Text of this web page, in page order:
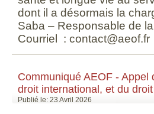
dont il a désormais la
Saba – Responsable de
Courriel : contact@aeof.fr
Communiqué AEOF -
droit international, et du
Publié le: 23 Avril 2026